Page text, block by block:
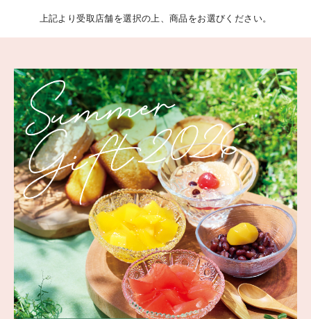
上記より受取店舗を選択の上、商品をお選びください。